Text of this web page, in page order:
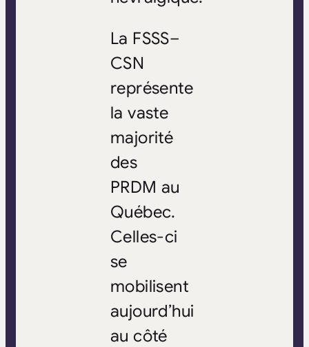
La FSSS–
CSN
représente
la vaste
majorité
des
PRDM au
Québec.
Celles-ci
se
mobilisent
aujourd’hui
au côté